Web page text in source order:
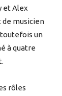
et Alex
de musicien
un
à quatre
rôles